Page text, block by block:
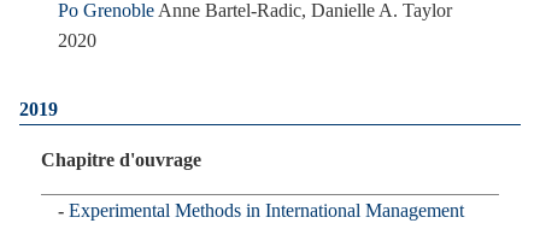
Po Grenoble Anne Bartel-Radic, Danielle A. Taylor
2020
2019
Chapitre d'ouvrage
Experimental Methods in International Management